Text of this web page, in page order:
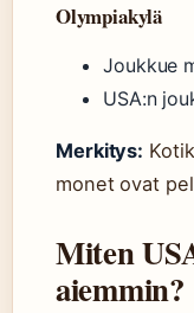
Olympiakylä
Joukkue
USA:n
Merkitys:
monet ovat
Miten
aiemmin?